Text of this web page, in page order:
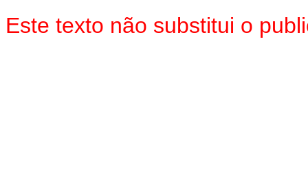
Este texto não substitui o